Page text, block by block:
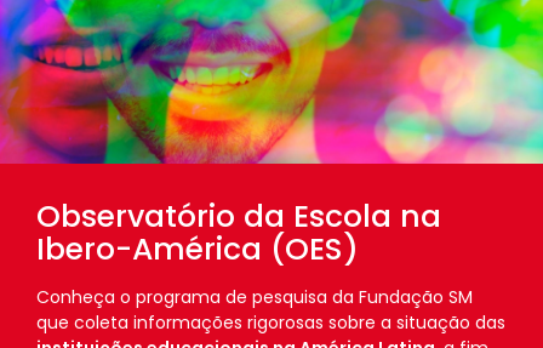
Observatório da Escola na
Ibero-América (OES)
Conheça o programa de pesquisa da Fundação SM
que coleta informações rigorosas sobre a situação das